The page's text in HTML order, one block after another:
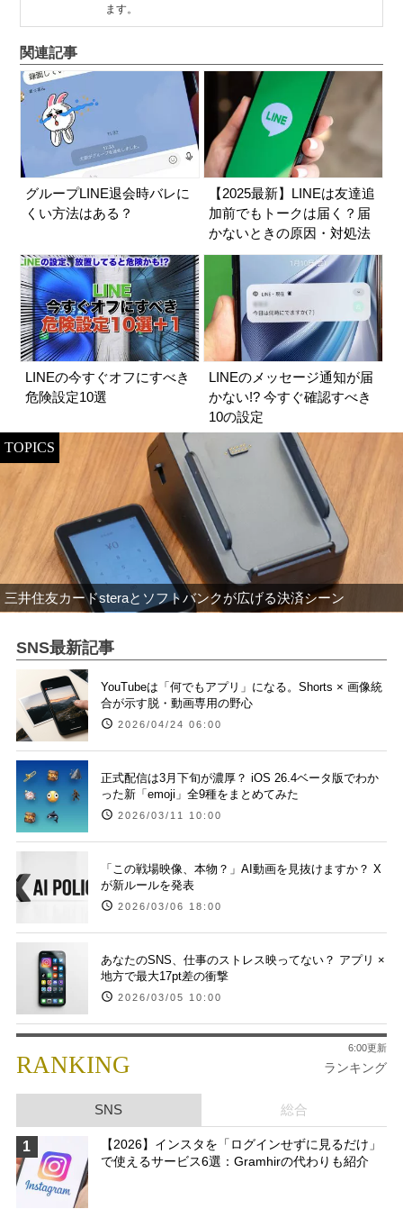
ます。
関連記事
グループLINE退会時バレに
くい方法はある？
【2025最新】LINEは友達追
加前でもトークは届く？届
かないときの原因・対処法
LINEの今すぐオフにすべき
危険設定10選
LINEのメッセージ通知が届
かない!? 今すぐ確認すべき
10の設定
TOPICS
三井住友カードsteraとソフトバンクが広げる決済シーン
SNS最新記事
YouTubeは「何でもアプリ」になる。Shorts × 画像統
合が示す脱・動画専用の野心
2026/04/24 06:00
正式配信は3月下旬が濃厚？ iOS 26.4ベータ版でわか
った新「emoji」全9種をまとめてみた
2026/03/11 10:00
「この戦場映像、本物？」AI動画を見抜けますか？ X
が新ルールを発表
2026/03/06 18:00
あなたのSNS、仕事のストレス映ってない？ アプリ ×
地方で最大17pt差の衝撃
2026/03/05 10:00
RANKING ランキング
6:00更新
SNS 総合
1
【2026】インスタを「ログインせずに見るだけ」
で使えるサービス6選：Gramhirの代わりも紹介